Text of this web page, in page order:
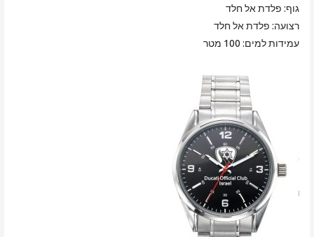
גוף: פלדת אל חלד
רצועה: פלדת אל חלד
עמידות למים: 100 מטר